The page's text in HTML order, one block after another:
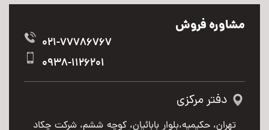
مشاوره فروش
021-77786767
0938-1126201
دفتر مرکزی
تهران، حکیمیه،بلوار بابائیان، کوچه ششم، شرکت چکاد